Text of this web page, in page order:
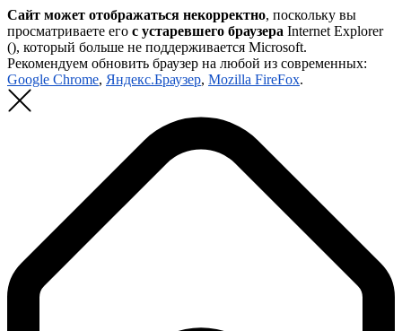
Сайт может отображаться некорректно, поскольку вы
просматриваете его с устаревшего браузера Internet Explorer
(), который больше не поддерживается Microsoft.
Рекомендуем обновить браузер на любой из современных:
Google Chrome, Яндекс.Браузер, Mozilla FireFox.